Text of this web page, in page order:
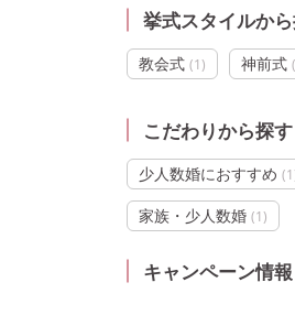
挙式スタイルか
教会式 (1) 神前式 (
こだわりから探す
少人数婚におすすめ (1
家族・少人数婚 (1)
キャンペーン情報